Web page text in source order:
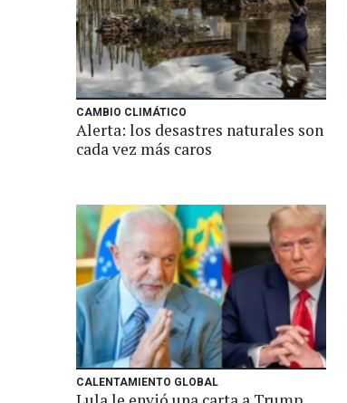
CAMBIO CLIMÁTICO
Alerta: los desastres naturales son
cada vez más caros
CALENTAMIENTO GLOBAL